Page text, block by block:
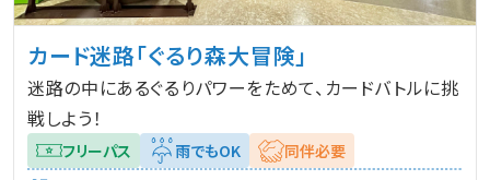
カード迷路「ぐるり森大冒険」
迷路の中にあるぐるりパワーをためて、カードバトルに挑
戦しよう！
フリーパス 雨でもOK
同伴必要